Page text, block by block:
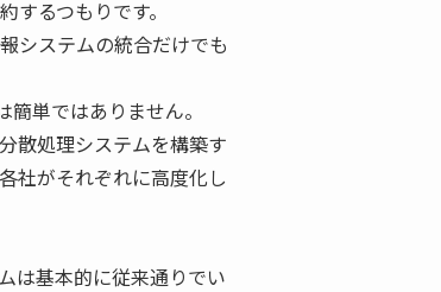
るつもりです。
システムの統合だけでも
単ではありません。
散処理システムを構築す
社がそれぞれに高度化し
は基本的に従来通りでい